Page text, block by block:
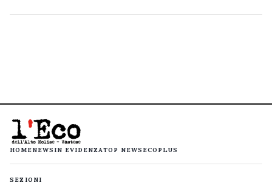
HOMENEWS IN EVIDENZATOP NEWS ECOPLUS
SEZIONI